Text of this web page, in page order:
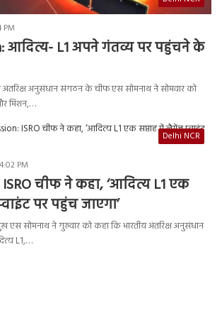
PM
आदित्य- L1 अपने गंतव्य पर पहुंचने के
अंतरिक्ष अनुसंधान संगठन के चीफ एस सोमनाथ ने सोमवार को
मिशन,…
Delhi NCR
PM
चीफ ने कहा, ‘आदित्य L1 एक
पर पहुंच जाएगा’
एस सोमनाथ ने गुरुवार को कहा कि भारतीय अंतरिक्ष अनुसंधान
L1,…